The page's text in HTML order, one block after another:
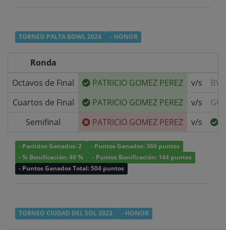
TORNEO PALTA BOWL 2024 - HONOR
Ronda
Octavos de Final
PATRICIO GOMEZ PEREZ v/s
BYE
Cuartos de Final
PATRICIO GOMEZ PEREZ v/s
Semifinal
PATRICIO GOMEZ PEREZ v/s
- Partidos Ganados: 2
- Puntos Ganados: 360 puntos
- % Bonificación: 40 %
- Puntos Bonificación: 144 puntos
- Puntos Ganados Total: 504 puntos
TORNEO CIUDAD DEL SOL 2023 - HONOR